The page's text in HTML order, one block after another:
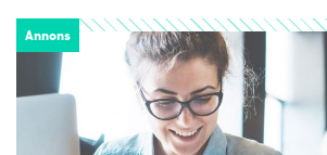
Annons